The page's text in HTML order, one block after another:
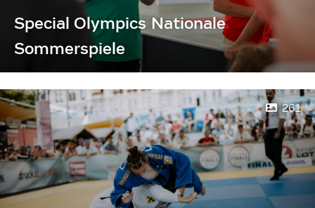
Special Olympics Nationale
Sommerspiele
261